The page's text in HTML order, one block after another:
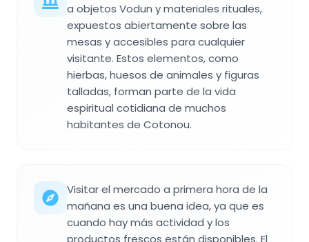
a objetos Vodun y materiales rituales,
expuestos abiertamente sobre las
mesas y accesibles para cualquier
visitante. Estos elementos, como
hierbas, huesos de animales y figuras
talladas, forman parte de la vida
espiritual cotidiana de muchos
habitantes de Cotonou.
Visitar el mercado a primera hora de la
mañana es una buena idea, ya que es
cuando hay más actividad y los
productos frescos están disponibles. El